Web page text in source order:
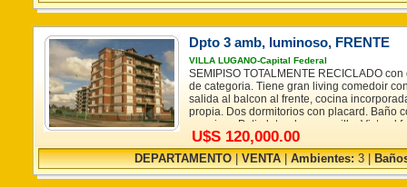
Dpto 3 amb, luminoso, FRENTE
VILLA LUGANO-Capital Federal
SEMIPISO TOTALMENTE RECICLADO
de categoria. Tiene gran living comedoir
salida al balcon al frente, cocina
propia. Dos dormitorios con placard. Baño
premium. Patio lateral con parrilla. Vista al
contrafrente a boulevard interno.
m2: 83.59 cubiertos; 37.06 descubiertos
128.29 m2 Escalada Al 4500, Villa Lugano.
medidas y expensas son aproximadas y no
U$S 120,000.00
DEPARTAMENTO|VENTA|Ambientes:3 |